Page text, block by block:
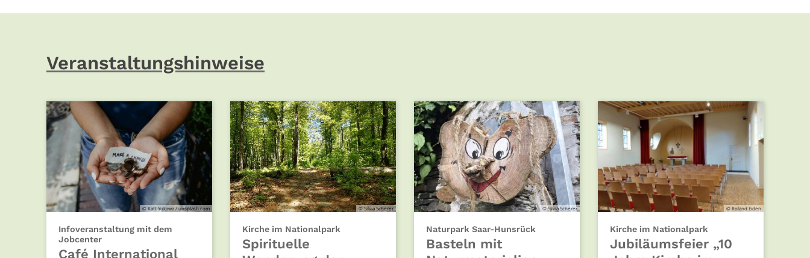
Veranstaltungshinweise
© Katt Yukawa / unsplash.com
Infoveranstaltung mit dem
Jobcenter:
Café International
© Silvia Scherer
Kirche im Nationalpark
Spirituelle
© Silvia Scherer
Naturpark Saar-Hunsrück
Basteln mit
© Roland Eiden
Kirche im Nationalpark
Jubiläumsfeier „10